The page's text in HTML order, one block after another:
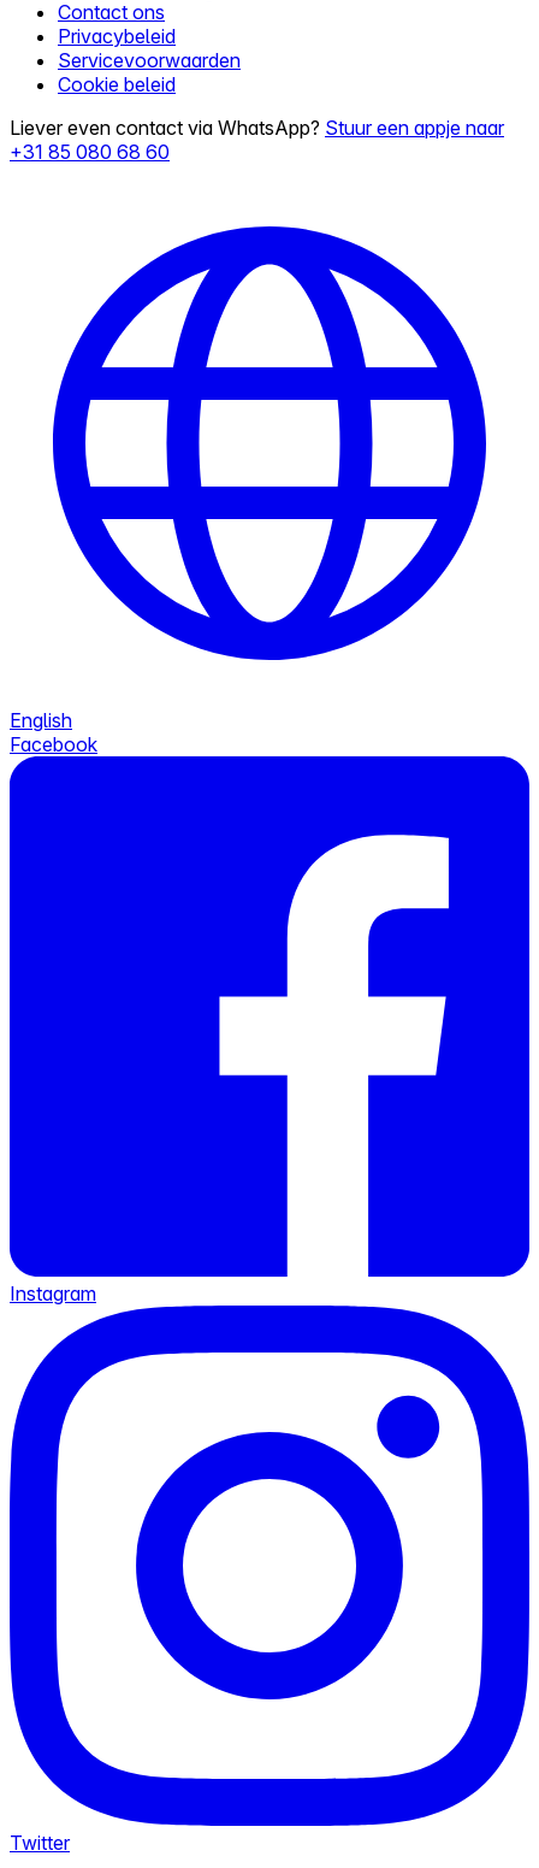
Contact ons
Privacybeleid
Servicevoorwaarden
Cookie beleid
Liever even contact via WhatsApp? Stuur een appje naar
+31 85 080 68 60
English
Facebook
Instagram
Twitter